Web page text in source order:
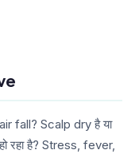
fall? Scalp dry है या
रहा है? Stress, fever,